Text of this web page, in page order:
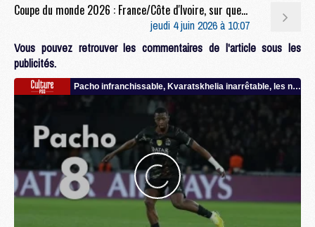
Coupe du monde 2026 : France/Côte d'Ivoire, sur quelle chaîne et à quelle heure regarder le match ?
jeudi 4 juin 2026 à 10:07
Vous pouvez retrouver les commentaires de l'article sous les
publicités.